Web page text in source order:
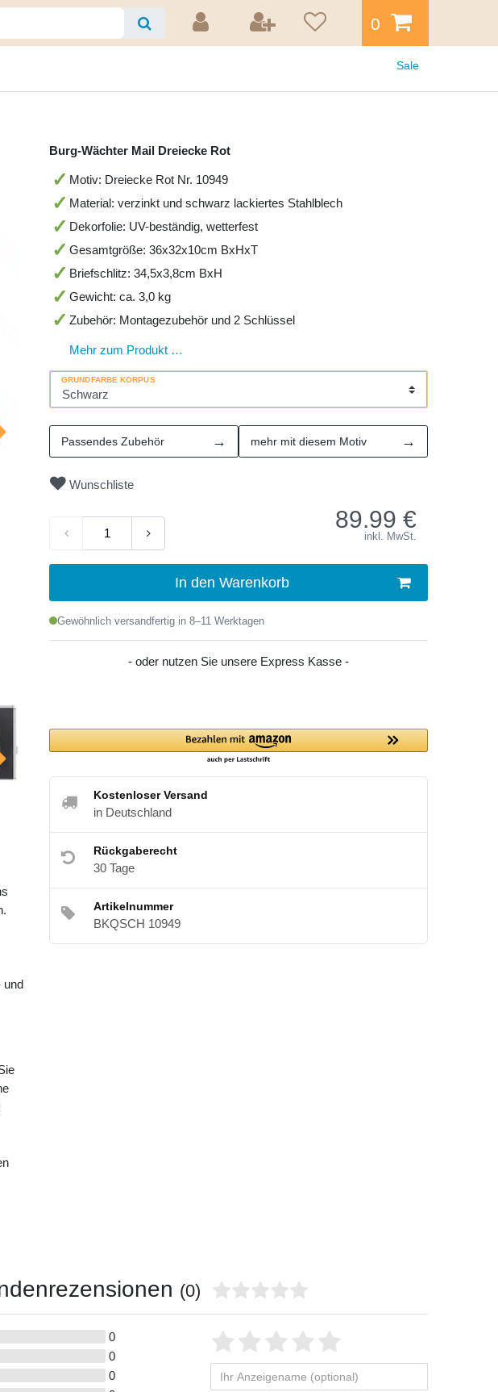
0
Sale
und
Burg-Wächter Mail Dreiecke Rot
Motiv: Dreiecke Rot Nr. 10949
Material: verzinkt und schwarz lackiertes Stahlblech
Dekorfolie: UV-beständig, wetterfest
Gesamtgröße: 36x32x10cm BxHxT
Briefschlitz: 34,5x3,8cm BxH
Gewicht: ca. 3,0 kg
Zubehör: Montagezubehör und 2 Schlüssel
Mehr zum Produkt …
GRUNDFARBE KORPUS
Passendes Zubehör → mehr mit diesem Motiv →
Wunschliste
89.99 €
inkl. MwSt.
In den Warenkorb
Gewöhnlich versandfertig in 8–11 Werktagen
- oder nutzen Sie unsere Express Kasse -
Kostenloser Versand
in Deutschland
Rückgaberecht
30 Tage
Artikelnummer
BKQSCH 10949
(0)
0
0
0